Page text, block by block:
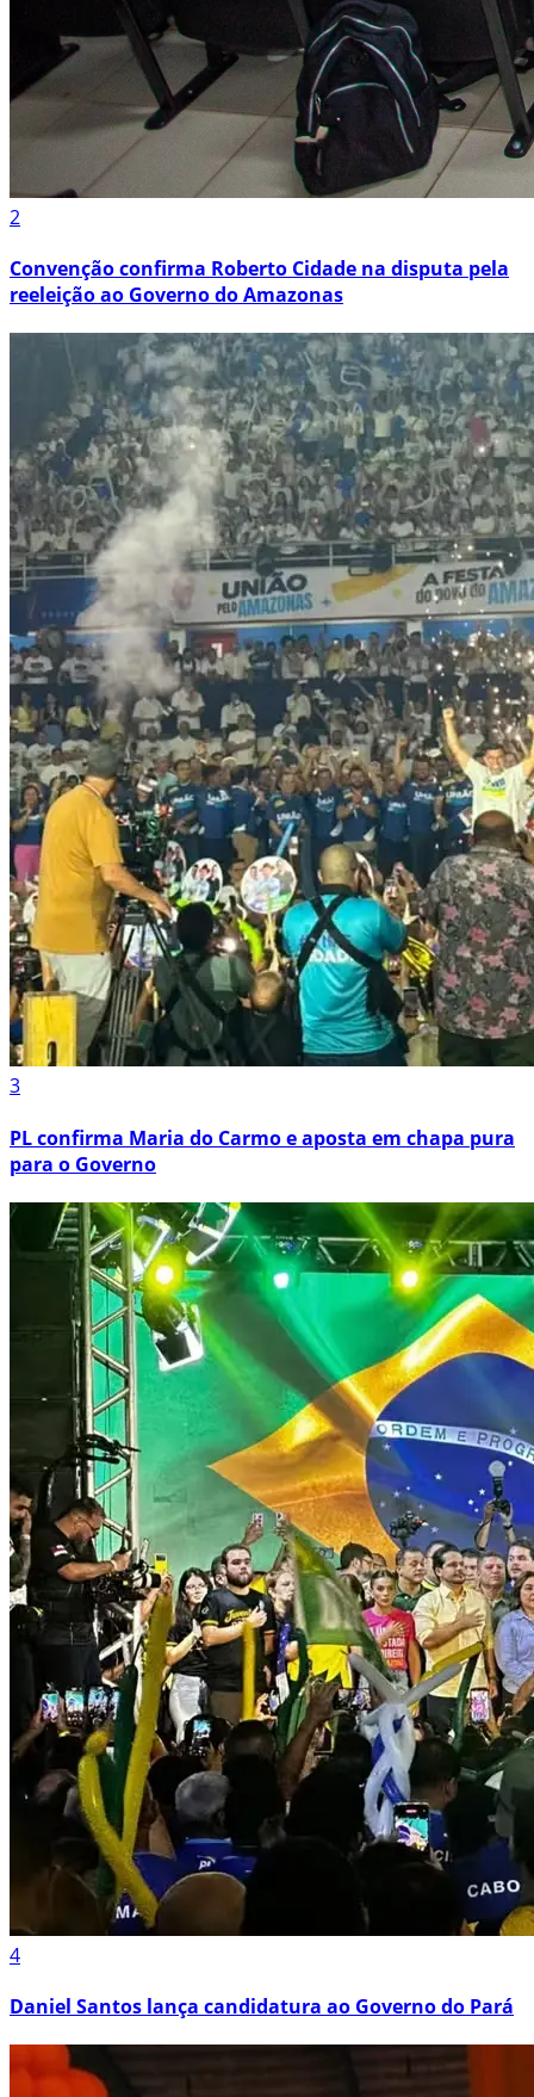
2
Convenção confirma Roberto Cidade na disputa pela
reeleição ao Governo do Amazonas
3
PL confirma Maria do Carmo e aposta em chapa pura
para o Governo
4
Daniel Santos lança candidatura ao Governo do Pará